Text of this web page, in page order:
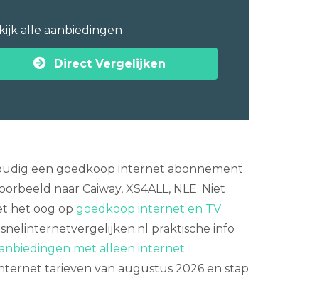
alle aanbiedingen
Direct Vergelijken
een goedkoop internet abonnement
naar Caiway, XS4ALL, NLE. Niet
het oog op goedkoop internet en TV
praktische info
met alleen internet.
tarieven van augustus 2026 en stap